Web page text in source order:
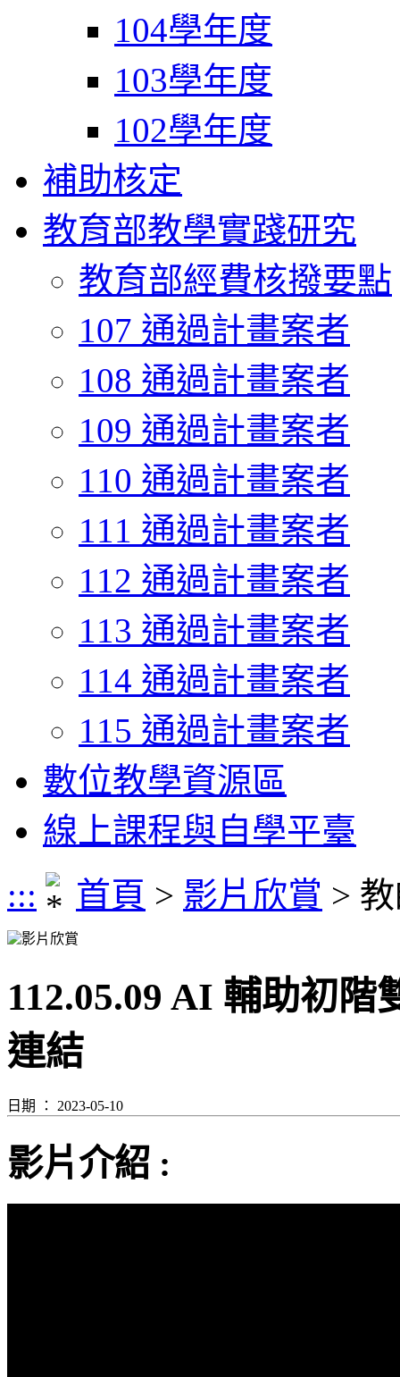
104學年度
103學年度
102學年度
補助核定
教育部教學實踐研究
教育部經費核撥要點
107 通過計畫案者
108 通過計畫案者
109 通過計畫案者
110 通過計畫案者
111 通過計畫案者
112 通過計畫案者
113 通過計畫案者
114 通過計畫案者
115 通過計畫案者
數位教學資源區
線上課程與自學平臺
:::
首頁 > 影片欣賞 >
影片欣賞
112.05.09 AI 輔助初
連結
日期 ： 2023-05-10
影片介紹 :